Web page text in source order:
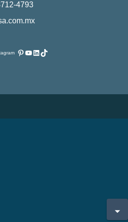
4793
Pinterest
YouTube
LinkedIn
TikTok